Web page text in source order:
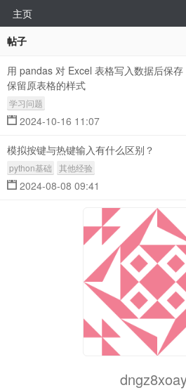
主页
帖子
用 pandas 对 Excel 表格写入数据后保
保留原表格的样式
学习问题
2024-10-16 11:07
模拟按键与热键输入有什么区别？
python基础 其他经验
2024-08-08 09:41